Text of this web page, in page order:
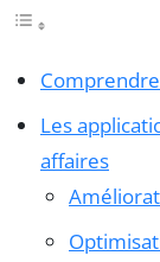
Les
affaires